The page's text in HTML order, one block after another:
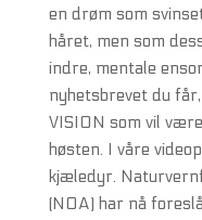
en drøm som
håret, men som
indre, mentale
nyhetsbrevet du
VISION som vil
høsten. I våre
kjæledyr.
(NOA) har nå